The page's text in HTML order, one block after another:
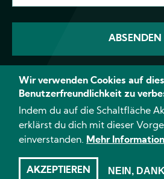
Facebook
© 2026 CANNA - Alle
Impressum
Cookie-
Wir verwenden Cookies auf
Benutzerfreundlichkeit zu
Indem du auf die Schaltfläche
erklärst du dich mit dieser
einverstanden. Mehr
AKZEPTIEREN NEIN,